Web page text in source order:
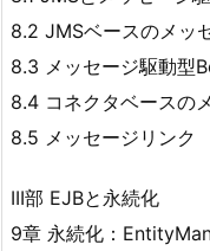
8.2 JMSベースのメッ
8.3 メッセージ駆動型
8.4 コネクタベースの
8.5 メッセージリンク
III部 EJBと永続化
9章 永続化：